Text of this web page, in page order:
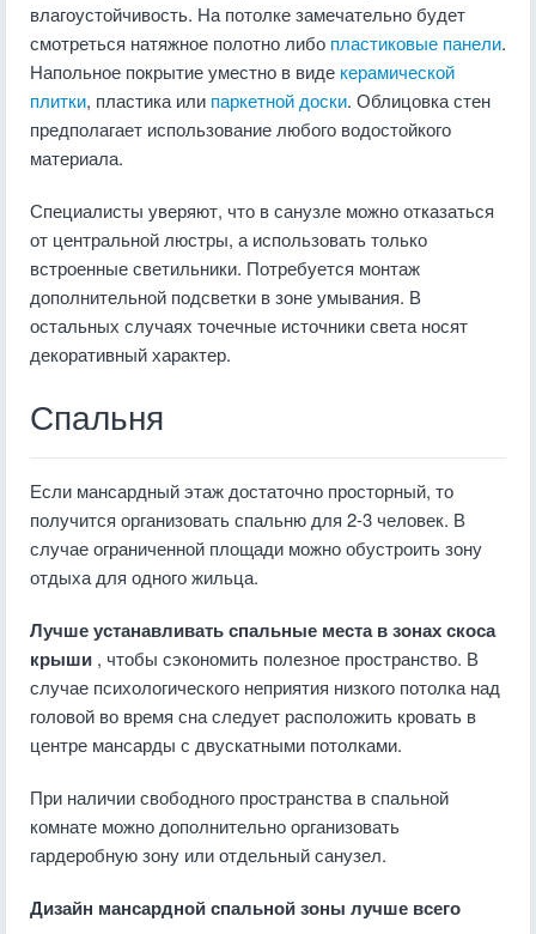
влагоустойчивость. На потолке замечательно будет
смотреться натяжное полотно либо пластиковые панели.
Напольное покрытие уместно в виде керамической
плитки, пластика или паркетной доски. Облицовка стен
предполагает использование любого водостойкого
материала.
Специалисты уверяют, что в санузле можно отказаться
от центральной люстры, а использовать только
встроенные светильники. Потребуется монтаж
дополнительной подсветки в зоне умывания. В
остальных случаях точечные источники света носят
декоративный характер.
Спальня
Если мансардный этаж достаточно просторный, то
получится организовать спальню для 2-3 человек. В
случае ограниченной площади можно обустроить зону
отдыха для одного жильца.
Лучше устанавливать спальные места в зонах скоса
крыши , чтобы сэкономить полезное пространство. В
случае психологического неприятия низкого потолка над
головой во время сна следует расположить кровать в
центре мансарды с двускатными потолками.
При наличии свободного пространства в спальной
комнате можно дополнительно организовать
гардеробную зону или отдельный санузел.
Дизайн мансардной спальной зоны лучше всего